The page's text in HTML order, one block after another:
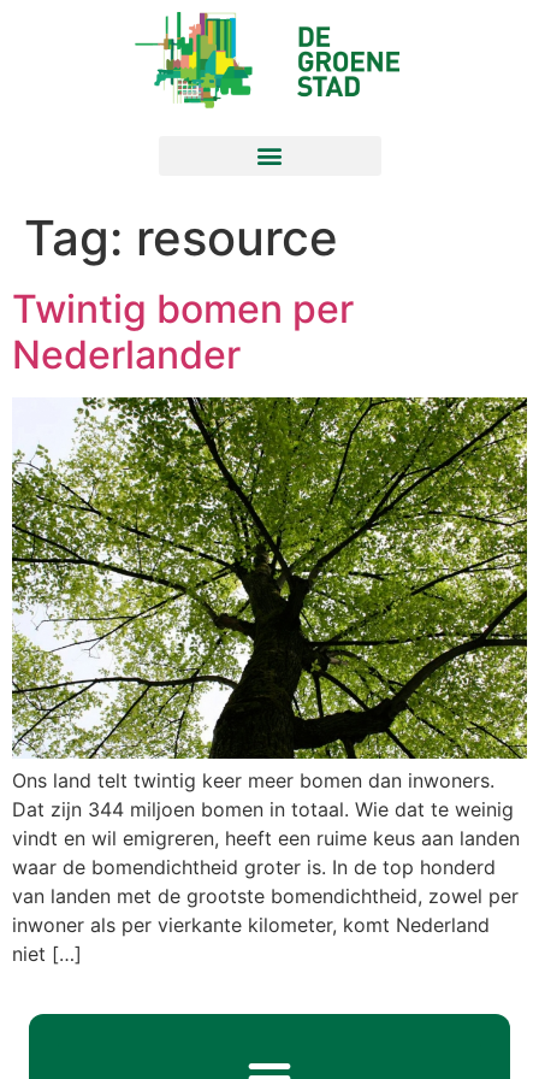
Tag: resource
Twintig bomen per
Nederlander
Ons land telt twintig keer meer bomen dan inwoners.
Dat zijn 344 miljoen bomen in totaal. Wie dat te weinig
vindt en wil emigreren, heeft een ruime keus aan landen
waar de bomendichtheid groter is. In de top honderd
van landen met de grootste bomendichtheid, zowel per
inwoner als per vierkante kilometer, komt Nederland
niet […]